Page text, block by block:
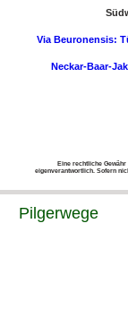
Via Beuronensis:
Neckar-Baar-
Eine rechtliche
eigenverantwortlich. Sofern
Pilgerwege